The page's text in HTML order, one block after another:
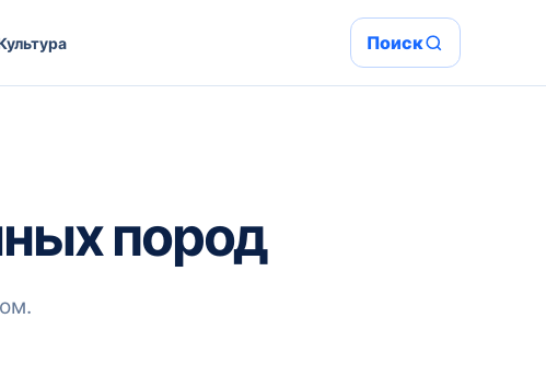
Поиск
пород